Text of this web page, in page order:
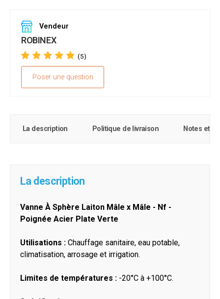
Vendeur
ROBINEX
(5)
Poser une question
La description Politique de livraison Notes et
La description
Vanne À Sphère Laiton Mâle x Mâle - Nf -
Poignée Acier Plate Verte
Utilisations : Chauffage sanitaire, eau potable,
climatisation, arrosage et irrigation.
Limites de températures : -20°C à +100°C.